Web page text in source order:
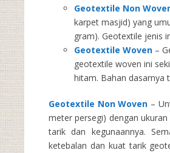
Geotextile Non
karpet masjid) yang
gram). Geotextile jenis
Geotextile Woven –
geotextile woven ini
hitam. Bahan dasarnya
Geotextile Non Woven –
meter persegi) dengan
tarik dan kegunaannya.
ketebalan dan kuat tarik